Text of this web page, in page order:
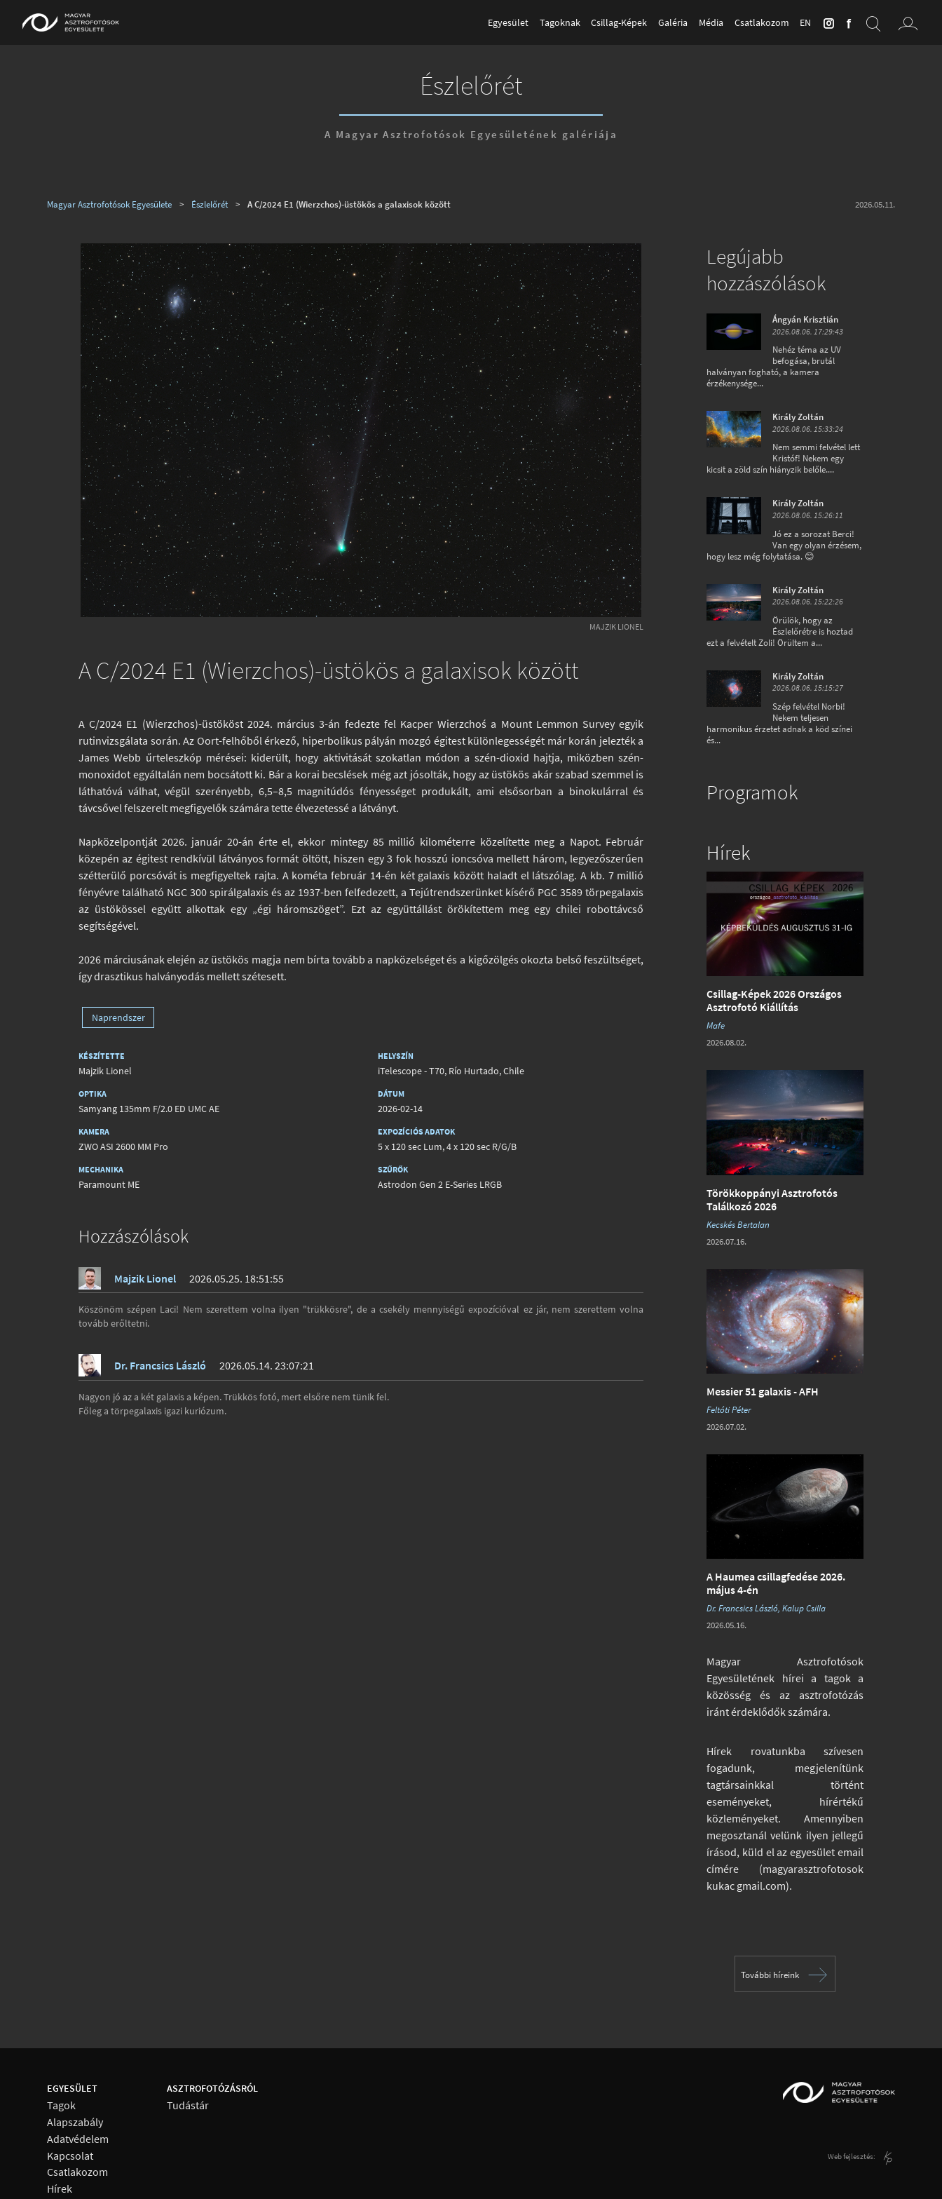
Egyesület Tagoknak Csillag-Képek Galéria Média Csatlakozom EN
Észlelőrét
A Magyar Asztrofotósok Egyesületének galériája
2026.05.11.
Magyar Asztrofotósok Egyesülete > Észlelőrét > A C/2024 E1 (Wierzchos)-üstökös a galaxisok között
MAJZIK LIONEL
A C/2024 E1 (Wierzchos)-üstökös a galaxisok között
A C/2024 E1 (Wierzchos)-üstököst 2024. március 3-án fedezte fel Kacper Wierzchoś a Mount Lemmon Survey egyik
rutinvizsgálata során. Az Oort-felhőből érkező, hiperbolikus pályán mozgó égitest különlegességét már korán jelezték a
James Webb űrteleszkóp mérései: kiderült, hogy aktivitását szokatlan módon a szén-dioxid hajtja, miközben szén-
monoxidot egyáltalán nem bocsátott ki. Bár a korai becslések még azt jósolták, hogy az üstökös akár szabad szemmel is
láthatóvá válhat, végül szerényebb, 6,5–8,5 magnitúdós fényességet produkált, ami elsősorban a binokulárral és
távcsővel felszerelt megfigyelők számára tette élvezetessé a látványt.
Napközelpontját 2026. január 20-án érte el, ekkor mintegy 85 millió kilométerre közelítette meg a Napot. Február
közepén az égitest rendkívül látványos formát öltött, hiszen egy 3 fok hosszú ioncsóva mellett három, legyezőszerűen
szétterülő porcsóvát is megfigyeltek rajta. A kométa február 14-én két galaxis között haladt el látszólag. A kb. 7 millió
fényévre található NGC 300 spirálgalaxis és az 1937-ben felfedezett, a Tejútrendszerünket kísérő PGC 3589 törpegalaxis
az üstökössel együtt alkottak egy „égi háromszöget”. Ezt az együttállást örökítettem meg egy chilei robottávcső
segítségével.
2026 márciusának elején az üstökös magja nem bírta tovább a napközelséget és a kigőzölgés okozta belső feszültséget,
így drasztikus halványodás mellett szétesett.
Naprendszer
KÉSZÍTETTE
Majzik Lionel
OPTIKA
Samyang 135mm F/2.0 ED UMC AE
KAMERA
ZWO ASI 2600 MM Pro
MECHANIKA
Paramount ME
HELYSZÍN
iTelescope - T70, Río Hurtado, Chile
DÁTUM
2026-02-14
EXPOZÍCIÓS ADATOK
5 x 120 sec Lum, 4 x 120 sec R/G/B
SZŰRŐK
Astrodon Gen 2 E-Series LRGB
Hozzászólások
Majzik Lionel 2026.05.25. 18:51:55
Köszönöm szépen Laci! Nem szerettem volna ilyen "trükkösre", de a csekély mennyiségű expozícióval ez jár, nem szerettem volna
tovább erőltetni.
Dr. Francsics László 2026.05.14. 23:07:21
Nagyon jó az a két galaxis a képen. Trükkös fotó, mert elsőre nem tünik fel.
Főleg a törpegalaxis igazi kuriózum.
Legújabb
hozzászólások
Ángyán Krisztián
2026.08.06. 17:29:43
Nehéz téma az UV
befogása, brutál
halványan fogható, a kamera
érzékenysége...
Király Zoltán
2026.08.06. 15:33:24
Nem semmi felvétel lett
Kristóf! Nekem egy
kicsit a zöld szín hiányzik belőle....
Király Zoltán
2026.08.06. 15:26:11
Jó ez a sorozat Berci!
Van egy olyan érzésem,
hogy lesz még folytatása. 😊
Király Zoltán
2026.08.06. 15:22:26
Örülök, hogy az
Észlelőrétre is hoztad
ezt a felvételt Zoli! Örültem a...
Király Zoltán
2026.08.06. 15:15:27
Szép felvétel Norbi!
Nekem teljesen
harmonikus érzetet adnak a köd színei
és...
Programok
Hírek
Csillag-Képek 2026 Országos
Asztrofotó Kiállítás
Mafe
2026.08.02.
Törökkoppányi Asztrofotós
Találkozó 2026
Kecskés Bertalan
2026.07.16.
Messier 51 galaxis - AFH
Feltóti Péter
2026.07.02.
A Haumea csillagfedése 2026.
május 4-én
Dr. Francsics László, Kalup Csilla
2026.05.16.
Magyar Asztrofotósok
Egyesületének hírei a tagok a
közösség és az asztrofotózás
iránt érdeklődők számára.
Hírek rovatunkba szívesen
fogadunk, megjelenítünk
tagtársainkkal történt
eseményeket, hírértékű
közleményeket. Amennyiben
megosztanál velünk ilyen jellegű
írásod, küld el az egyesület email
címére (magyarasztrofotosok
kukac gmail.com).
További híreink
EGYESÜLET
Tagok
Alapszabály
Adatvédelem
Kapcsolat
Csatlakozom
Hírek
ASZTROFOTÓZÁSRÓL
Tudástár
Web fejlesztés: